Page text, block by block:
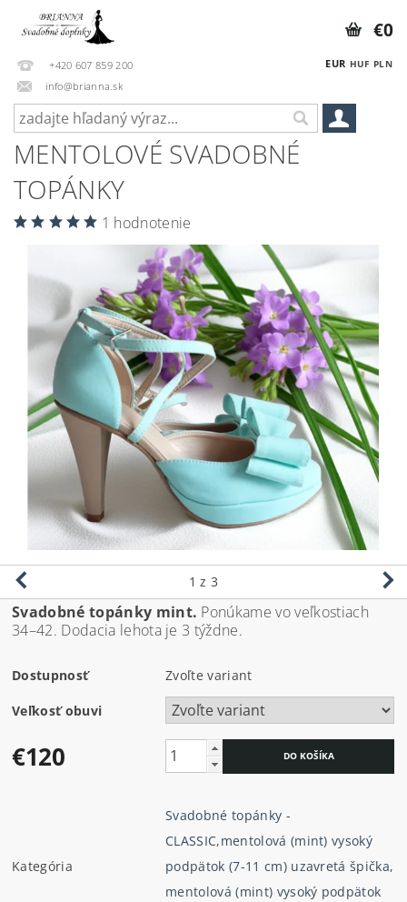
+420 607 859 200
info@brianna.sk
EUR HUF PLN
€0
MENTOLOVÉ SVADOBNÉ
TOPÁNKY
1 hodnotenie
1 z 3
Svadobné topánky mint. Ponúkame vo veľkostiach
34–42. Dodacia lehota je 3 týždne.
Dostupnosť Zvoľte variant
Veľkosť obuvi
€120
Kategória
Svadobné topánky -
CLASSIC,mentolová (mint) vysoký
podpätok (7-11 cm) uzavretá špička,
mentolová (mint) vysoký podpätok